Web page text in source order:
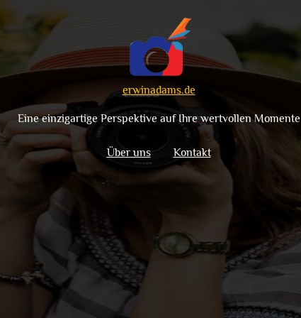
erwinadams.de
Eine einzigartige Perspektive auf Ihre wertvollen Momente
Über uns Kontakt